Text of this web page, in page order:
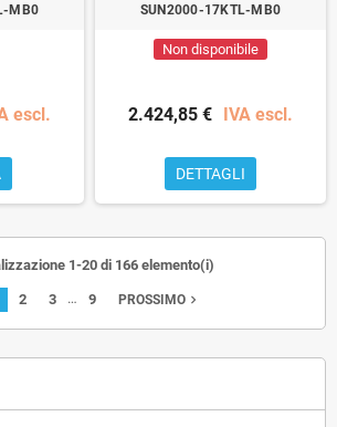
MB0
escl.
SUN2000-17KTL-MB0
Non disponibile
2.424,85 € IVA escl.
DETTAGLI
1-20 di 166 elemento(i)
2 3 … 9 PROSSIMO navigate_next